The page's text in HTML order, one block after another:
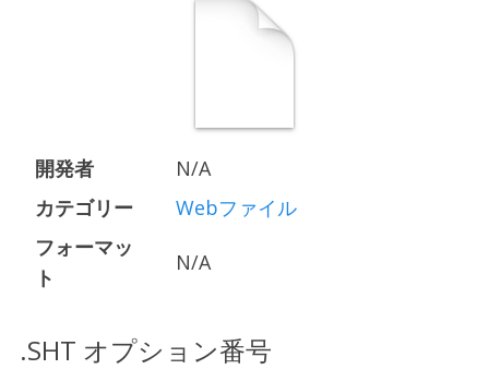
開発者
N/A
カテゴリー
Webファイル
フォーマッ
ト
N/A
.SHT オプション番号